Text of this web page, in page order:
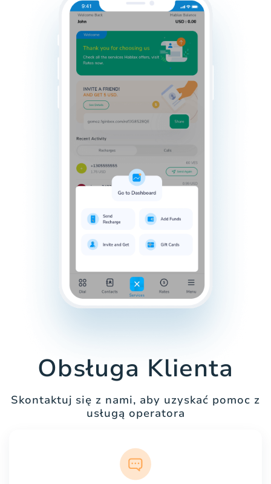
Obsługa Klienta
Skontaktuj się z nami, aby uzyskać pomoc z
usługą operatora